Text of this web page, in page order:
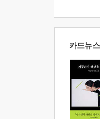
카드뉴